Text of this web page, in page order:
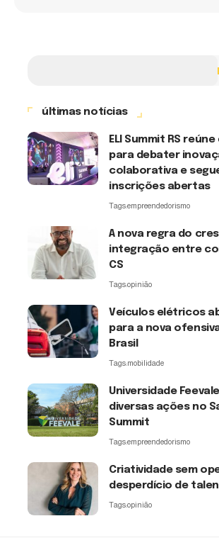
últimas notícias
ELI Summit RS
para debater
colaborativa e
inscrições abertas
Tags:empreendedorismo
A nova regra do
integração entre
CS
Tags:opinião
Veículos elétricos
para a nova
Brasil
Tags:mobilidade
Universidade
diversas ações no
Summit
Tags:empreendedorismo
Criatividade sem
desperdício de
Tags:opinião